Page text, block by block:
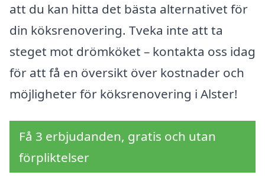
att du kan hitta det bästa alternativet för
din köksrenovering. Tveka inte att ta
steget mot drömköket – kontakta oss idag
för att få en översikt över kostnader och
möjligheter för köksrenovering i Alster!
Få 3 erbjudanden, gratis och utan
förpliktelser